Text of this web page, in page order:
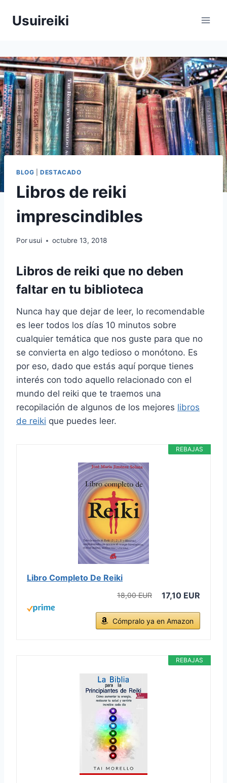
Usuireiki
BLOG |DESTACADO
Libros de reiki
imprescindibles
Por usui octubre 13, 2018
Libros de reiki que no deben
faltar en tu biblioteca
Nunca hay que dejar de leer, lo recomendable
es leer todos los días 10 minutos sobre
cualquier temática que nos guste para que no
se convierta en algo tedioso o monótono. Es
por eso, dado que estás aquí porque tienes
interés con todo aquello relacionado con el
mundo del reiki que te traemos una
recopilación de algunos de los mejores libros
de reiki que puedes leer.
REBAJAS
Libro Completo De Reiki
18,00 EUR 17,10 EUR
Cómpralo ya en Amazon
REBAJAS